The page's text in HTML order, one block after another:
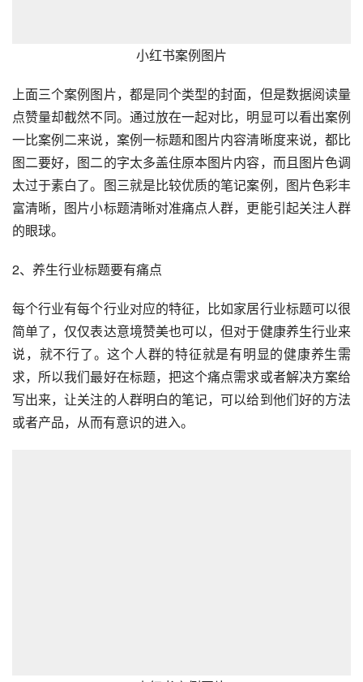
小红书案例图片
上面三个案例图片，都是同个类型的封面，但是数据阅读量
点赞量却截然不同。通过放在一起对比，明显可以看出案例
一比案例二来说，案例一标题和图片内容清晰度来说，都比
图二要好，图二的字太多盖住原本图片内容，而且图片色调
太过于素白了。图三就是比较优质的笔记案例，图片色彩丰
富清晰，图片小标题清晰对准痛点人群，更能引起关注人群
的眼球。
2、养生行业标题要有痛点
每个行业有每个行业对应的特征，比如家居行业标题可以很
简单了，仅仅表达意境赞美也可以，但对于健康养生行业来
说，就不行了。这个人群的特征就是有明显的健康养生需
求，所以我们最好在标题，把这个痛点需求或者解决方案给
写出来，让关注的人群明白的笔记，可以给到他们好的方法
或者产品，从而有意识的进入。